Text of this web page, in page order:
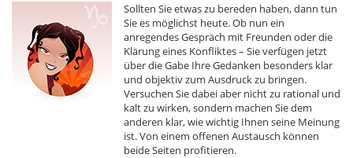
Sollten Sie etwas zu bereden haben, dann tun
Sie es möglichst heute. Ob nun ein
anregendes Gespräch mit Freunden oder die
Klärung eines Konfliktes – Sie verfügen jetzt
über die Gabe Ihre Gedanken besonders klar
und objektiv zum Ausdruck zu bringen.
Versuchen Sie dabei aber nicht zu rational und
kalt zu wirken, sondern machen Sie dem
anderen klar, wie wichtig Ihnen seine Meinung
ist. Von einem offenen Austausch können
beide Seiten profitieren.